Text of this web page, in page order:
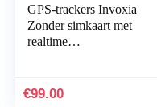
GPS-trackers Invoxia
Zonder simkaart met
realtime
inclusief abonnement…
€99.00